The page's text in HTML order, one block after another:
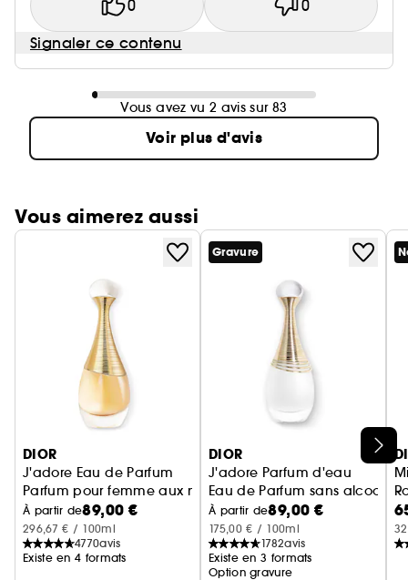
0 0
Signaler ce contenu
Vous avez vu 2 avis sur 83
Voir plus d'avis
Vous aimerez aussi
Ignorer le carrousel produits
DIOR
J'adore Eau de Parfum
Parfum pour femme aux notes solaires et florales
À partir de89,00 €
296,67 € / 100ml
4770avis
Existe en 4 formats
Gravure
DIOR
J'adore Parfum d'eau
Eau de Parfum sans alcool -
À partir de89,00 €
175,00 € / 100ml
1782avis
Existe en 3 formats
Option gravure